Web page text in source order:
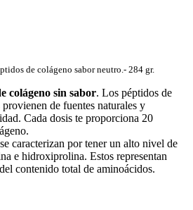
de colágeno sabor neutro.- 284 gr.
colágeno sin sabor. Los péptidos de
de fuentes naturales y
Cada dosis te proporciona 20
caracterizan por tener un alto nivel de
e hidroxiprolina. Estos representan
contenido total de aminoácidos.